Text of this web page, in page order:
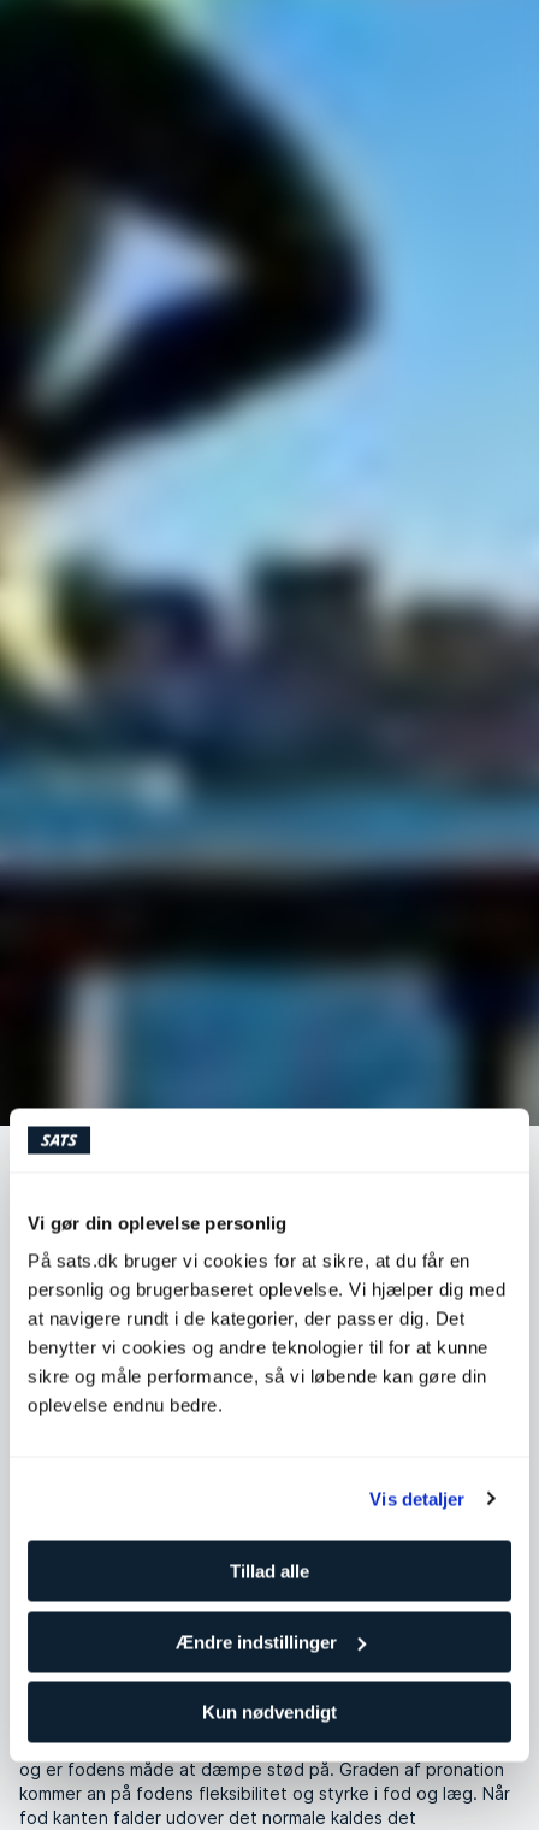
Vi gør din oplevelse personlig
På sats.dk bruger vi cookies for at sikre, at du får en
personlig og brugerbaseret oplevelse. Vi hjælper dig med
at navigere rundt i de kategorier, der passer dig. Det
benytter vi cookies og andre teknologier til for at kunne
sikre og måle performance, så vi løbende kan gøre din
oplevelse endnu bedre.
Vis detaljer
Tillad alle
Ændre indstillinger
Kun nødvendigt
I takt med den øgede interesse for løb, får vi rigtig
mange råd om, hvordan vi skal løbe, og hvilke sko vi bør
bruge for at undgå skader og blive bedre løbere.
SATS
Men løsningerne er ofte meget forenklede og mere rettet
mod at tilpasse udstyret i stedet for træningen, mener
Tobias Rollne, personlig træner i SATS og specialist i
idrætsmedicin. Her forklarer han nogle almindelige begreber
PRONATION OG SKO
En vis grad af pronation (indadvendt vridning) er helt naturlig
og er fodens måde at dæmpe stød på. Graden af pronation
kommer an på fodens fleksibilitet og styrke i fod og læg. Når
fod kanten falder udover det normale kaldes det